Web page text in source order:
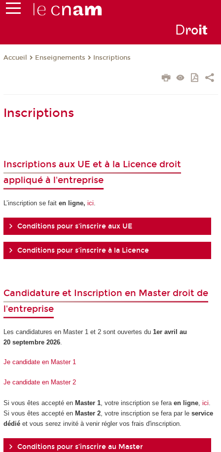
Droit
Accueil Enseignements Inscriptions
Inscriptions
Inscriptions aux UE et à la Licence droit
appliqué à l'entreprise
L’inscription se fait en ligne, ici
Conditions pour s'inscrire aux UE
Conditions pour s’inscrire à la Licence
Candidature et Inscription en Master droit de
l'entreprise
Les candidatures en Master 1 et 2 sont ouvertes du 1er avril au
20 septembre 2026.
Je candidate en Master 1
Je candidate en Master 2
Si vous êtes accepté en Master 1, votre inscription se fera en ligne, ici
Si vous êtes accepté en Master 2, votre inscription se fera par le service
dédiéet vous serez invité à venir régler vos frais d'inscription.
Conditions pour s’inscrire au Master